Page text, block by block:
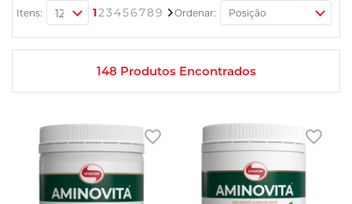
Itens: Ordenar:
Página
Você esta lendo a pagina
1Página
2Página
3Página
4Página
5Página
6Página
7Página
8Página
9 Página
Próximo
148 Produtos Encontrados